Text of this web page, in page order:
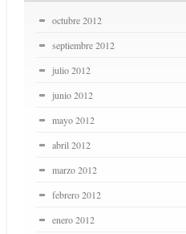
octubre 2012
septiembre 2012
julio 2012
junio 2012
mayo 2012
abril 2012
marzo 2012
febrero 2012
enero 2012